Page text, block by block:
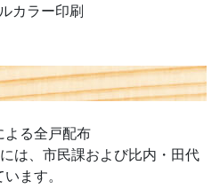
カラー印刷
る全戸配布
は、市民課および比内・田代
ます。